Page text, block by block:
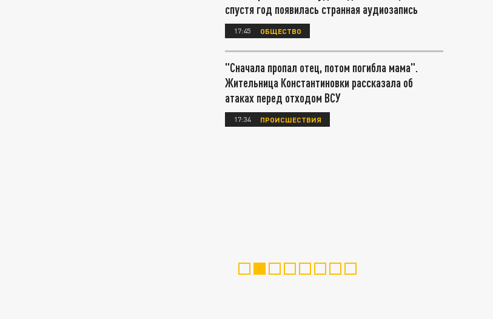
спустя год появилась странная аудиозапись
17:45 ОБЩЕСТВО
"Сначала пропал отец, потом погибла мама".
Жительница Константиновки рассказала об
атаках перед отходом ВСУ
17:34 ПРОИСШЕСТВИЯ